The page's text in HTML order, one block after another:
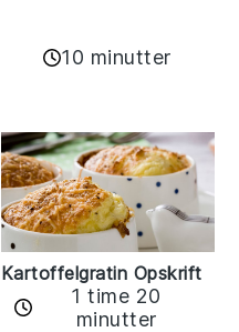
10 minutter
Kartoffelgratin Opskrift
1 time 20
minutter